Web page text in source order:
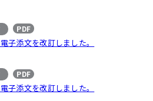
PDF
添文を改訂しました。
PDF
添文を改訂しました。